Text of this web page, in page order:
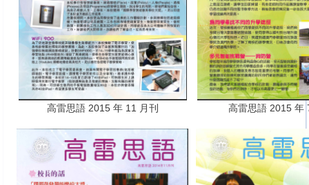
高雷思語 2015 年 11 月刊 高雷思語 2015 年